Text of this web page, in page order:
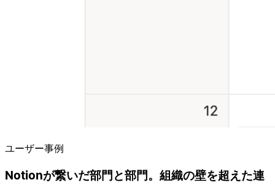
ユーザー事例
Notionが繋いだ部門と部門。組織の壁を超えた連